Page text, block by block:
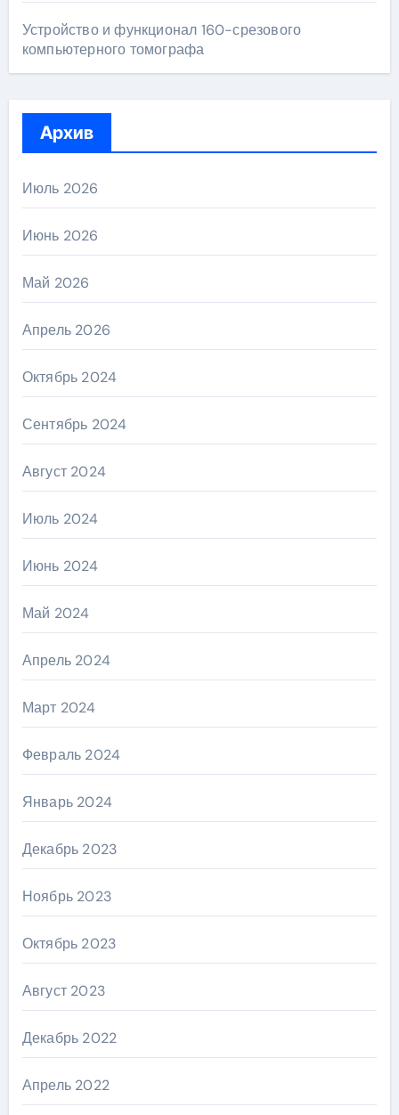
Устройство и функционал 160-срезового
компьютерного томографа
Архив
Июль 2026
Июнь 2026
Май 2026
Апрель 2026
Октябрь 2024
Сентябрь 2024
Август 2024
Июль 2024
Июнь 2024
Май 2024
Апрель 2024
Март 2024
Февраль 2024
Январь 2024
Декабрь 2023
Ноябрь 2023
Октябрь 2023
Август 2023
Декабрь 2022
Апрель 2022